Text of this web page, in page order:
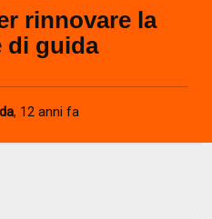
rinnovare la
di guida
, 12 anni fa